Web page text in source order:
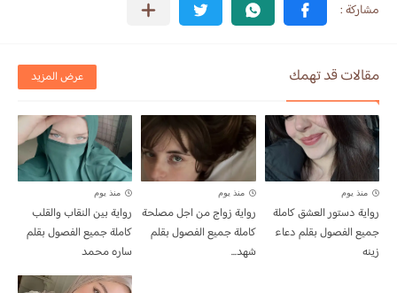
مقالات قد تهمك عرض المزيد
منذ يوم
رواية دستور العشق كاملة
جميع الفصول بقلم دعاء
زينه
منذ يوم
رواية زواج من اجل مصلحة
كاملة جميع الفصول بقلم
شهد...
منذ يوم
رواية بين النقاب والقلب
كاملة جميع الفصول بقلم
ساره محمد